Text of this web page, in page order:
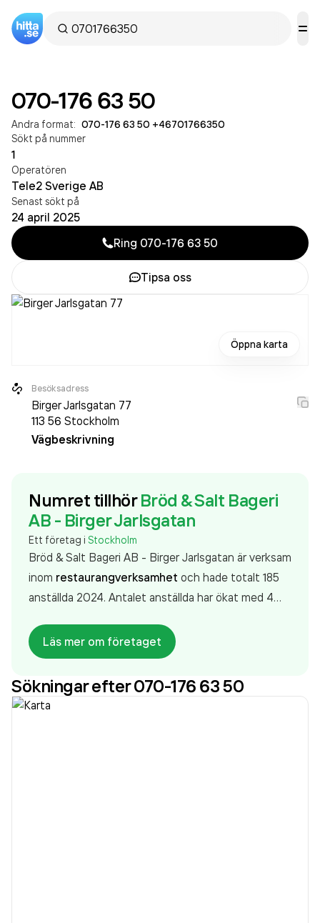
070-176 63 50
Andra format: 070-176 63 50 +46701766350
Sökt på nummer
1
Operatören
Tele2 Sverige AB
Senast sökt på
24 april 2025
Ring 070-176 63 50
Tipsa oss
Öppna karta
Besöksadress
Birger Jarlsgatan 77
113 56 Stockholm
Vägbeskrivning
Numret tillhör Bröd & Salt Bageri
AB - Birger Jarlsgatan
Ett företag i Stockholm
Bröd & Salt Bageri AB - Birger Jarlsgatan är verksam
inom restaurangverksamhet och hade totalt 185
anställda 2024. Antalet anställda har ökat med 4
på företaget. Bolaget är ett aktiebolag som varit
aktivt sedan 2013. Bröd & Salt Bageri AB - Birger
Jarlsgatan
omsatte 295 678 000,00 kr senaste
räkenskapsåret (2024).
Läs mer om företaget
Sökningar efter 070-176 63 50